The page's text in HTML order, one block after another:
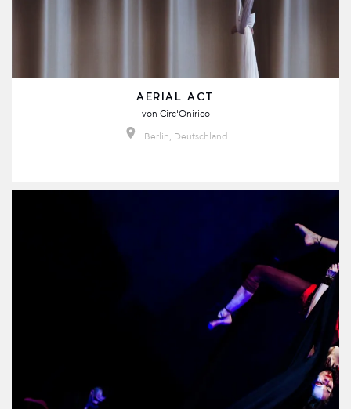
AERIAL ACT
von Circ'Onirico
Berlin, Deutschland